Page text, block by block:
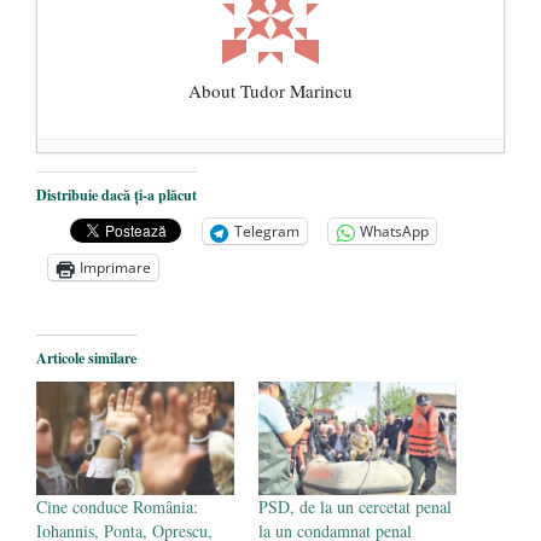
About Tudor Marincu
De ce propaganda LGBT nu-și are locul în
unitățile de învățământ
- 17 iunie 2020
Anarhia din SUA e opera stângii radicale
2 iunie 2020
are prea puțin a face cu informarea
mai 2020
Distribuie dacă ți-a plăcut
Telegram
WhatsApp
Imprimare
Articole similare
Cine conduce România:
Iohannis, Ponta, Oprescu,
PSD, de la un cercetat penal
la un condamnat penal